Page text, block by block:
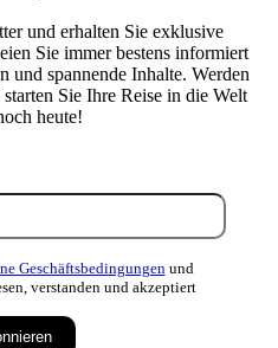
und erhalten Sie exklusive
Sie immer bestens informiert
und spannende Inhalte. Werden
Sie Ihre Reise in die Welt
heute!
Geschäftsbedingungen und
verstanden und akzeptiert